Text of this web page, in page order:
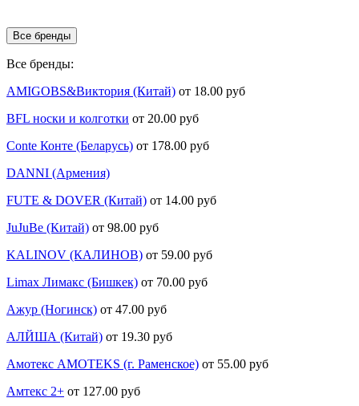
Все бренды
Все бренды:
AMIGOBS&Виктория (Китай) от 18.00 руб
BFL носки и колготки от 20.00 руб
Conte Конте (Беларусь) от 178.00 руб
DANNI (Армения)
FUTE & DOVER (Китай) от 14.00 руб
JuJuBe (Китай) от 98.00 руб
KALINOV (КАЛИНОВ) от 59.00 руб
Limax Лимакс (Бишкек) от 70.00 руб
Ажур (Ногинск) от 47.00 руб
АЛЙША (Китай) от 19.30 руб
Амотекс AMOTEKS (г. Раменское) от 55.00 руб
Амтекс 2+ от 127.00 руб